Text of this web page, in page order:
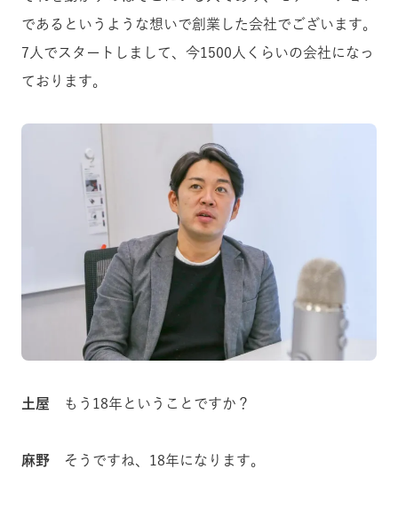
であるというような想いで創業した会社でございます。
7人でスタートしまして、今1500人くらいの会社になっ
ております。
土屋 もう18年ということですか？
麻野 そうですね、18年になります。